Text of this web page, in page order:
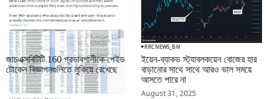
RRCNEWS_BN
জাচএক্সবিটিটি 160 প্রভাবশালীকে পেইড
টোকেন বিজ্ঞাপনগুলিতে লুকিয়ে রেখেছে
September 01, 2025
RRCNEWS_BN
ইয়েন-ব্যাকড স্ট্যাবলকয়েন বোজের হার
বাড়ানোর সাথে সাথে আরও ভাল সময়ে
আসতে পারে না
August 31, 2025